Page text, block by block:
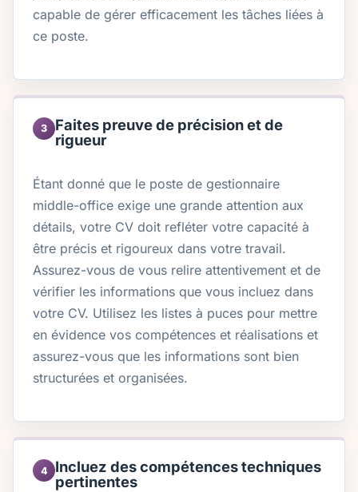
capable de gérer efficacement les tâches liées à
ce poste.
3
Faites preuve de précision et de
rigueur
Étant donné que le poste de gestionnaire
middle-office exige une grande attention aux
détails, votre CV doit refléter votre capacité à
être précis et rigoureux dans votre travail.
Assurez-vous de vous relire attentivement et de
vérifier les informations que vous incluez dans
votre CV. Utilisez les listes à puces pour mettre
en évidence vos compétences et réalisations et
assurez-vous que les informations sont bien
structurées et organisées.
4
Incluez des compétences techniques
pertinentes